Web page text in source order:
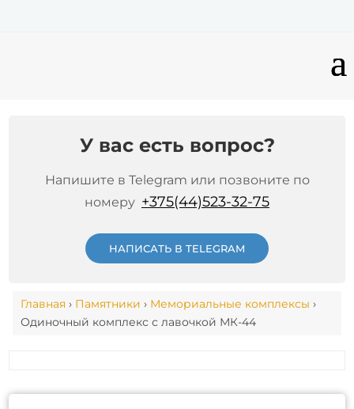
У вас есть вопрос?
Напишите в Telegram или позвоните по
номеру +375(44)523-32-75
НАПИСАТЬ В TELEGRAM
Главная › Памятники › Мемориальные комплексы ›
Одиночный комплекс с лавочкой МК-44